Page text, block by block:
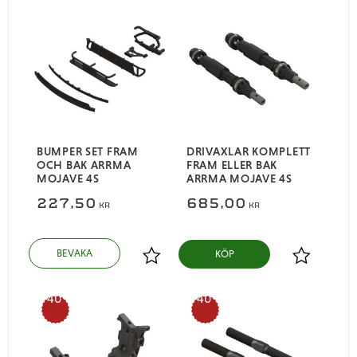
BUMPER SET FRAM
OCH BAK ARRMA
MOJAVE 4S
227,50 KR
Lägg till i favoriter
DRIVAXLAR KOMPLETT
FRAM ELLER BAK
ARRMA MOJAVE 4S
685,00 KR
Lägg till i
KÖP
40
%
40
%